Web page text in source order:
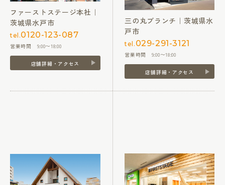
ファーストステージ本社｜
茨城県水戸市
tel.0120-123-087
営業時間 9:00〜18:00
店舗詳細・アクセス
三の丸ブランチ｜茨城県水
戸市
tel. 029-291-3121
営業時間 9:00〜18:00
店舗詳細・アクセス